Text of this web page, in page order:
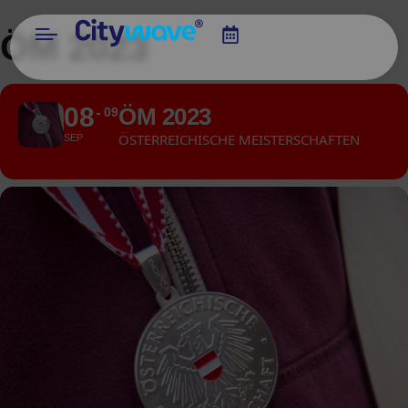
ÖM 2023
08
SEP
09ÖM 2023
ÖSTERREICHISCHE MEISTERSCHAFTEN